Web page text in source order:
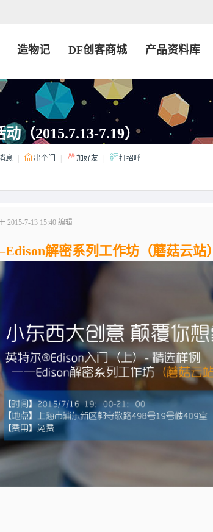
造物记 DF创客商城 产品资料库
（2015.7.13-7.19）
息 串个门 加好友 打招呼
2015-7-13 15:40 编辑
解密系列工作坊（蘑菇云站）